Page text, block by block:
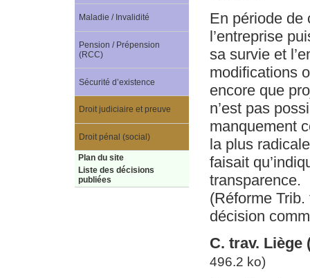
En période de
l’entreprise
sa survie et
modifications
encore que
n’est pas
manquement
la plus
faisait
transparence.
(Réforme
décision
C. trav. Liège
496.2 ko)
Maladie / Invalidité
Pension / Prépension
(RCC)
Sécurité d’existence
Droit judiciaire et preuve
Droit pénal (social)
Plan du site
Liste des décisions
publiées